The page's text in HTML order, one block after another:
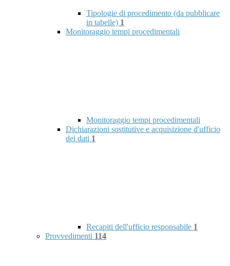
Tipologie di procedimento (da pubblicare
in tabelle) 1
Monitoraggio tempi procedimentali
Monitoraggio tempi procedimentali
Dichiarazioni sostitutive e acquisizione d'ufficio
dei dati 1
Recapiti dell'ufficio responsabile 1
Provvedimenti 114